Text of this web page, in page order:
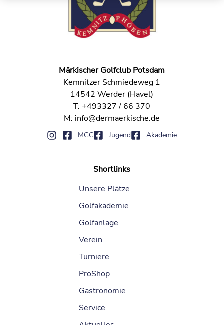
Märkischer Golfclub Potsdam
Kemnitzer Schmiedeweg 1
14542 Werder (Havel)
T: +493327 / 66 370
M: info@dermaerkische.de
MGC Jugend Akademie
Shortlinks
Unsere Plätze
Golfakademie
Golfanlage
Verein
Turniere
ProShop
Gastronomie
Service